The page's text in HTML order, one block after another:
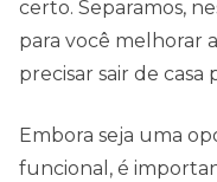
certo. Separamos,
para você melhorar
precisar sair de casa
Embora seja uma
funcional, é